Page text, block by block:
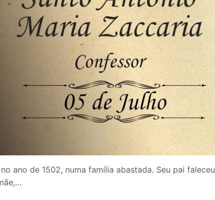
ano de 1502, numa família abastada. Seu pai faleceu